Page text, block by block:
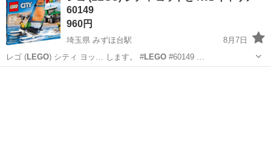
す。 花瓶はつきません。
60149
960円
埼玉県 みずほ台駅
8月7日
レゴ (LEGO ) シティ ヨッ… します。 #LEGO#60149 …